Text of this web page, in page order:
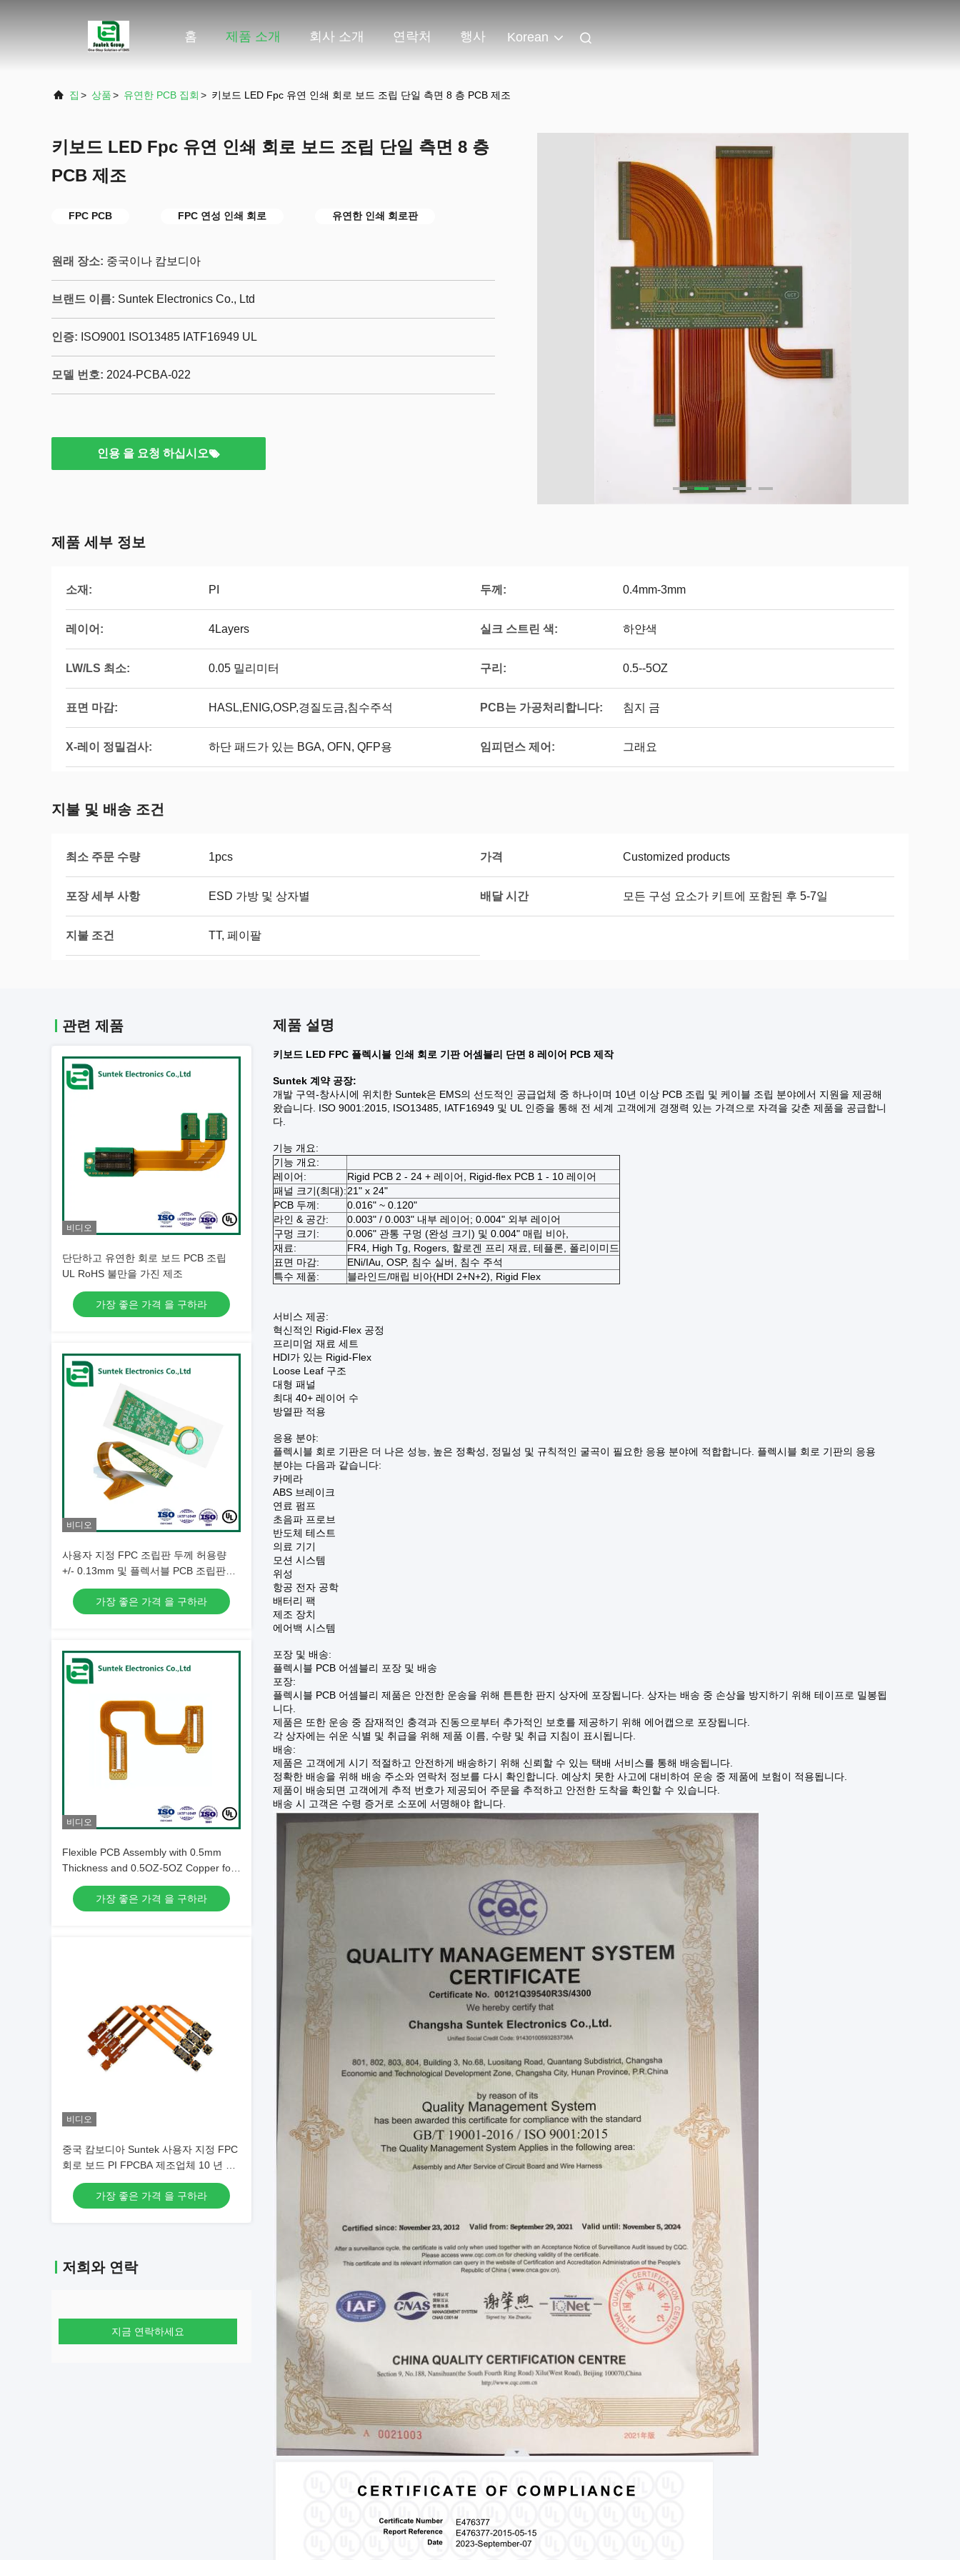
홈 제품 소개 회사 소개 연락처 행사 Korean
집 > 상품> 유연한 PCB 집회 > 키보드 LED Fpc 유연 인쇄 회로 보드 조립 단일 측면 8 층 PCB 제조
키보드 LED Fpc 유연 인쇄 회로 보드 조립 단일 측면 8 층
PCB 제조
FPC PCB FPC 연성 인쇄 회로 유연한 인쇄 회로판
원래 장소: 중국이나 캄보디아
브랜드 이름: Suntek Electronics Co., Ltd
인증: ISO9001 ISO13485 IATF16949 UL
모델 번호: 2024-PCBA-022
인용 을 요청 하십시오
제품 세부 정보
소재: PI 두께: 0.4mm-3mm
레이어: 4Layers 실크 스트린 색: 하얀색
LW/LS 최소: 0.05 밀리미터 구리: 0.5--5OZ
표면 마감: HASL,ENIG,OSP,경질도금,침수주석 PCB는 가공처리합니다: 침지 금
X-레이 정밀검사: 하단 패드가 있는 BGA, OFN, QFP용 임피던스 제어: 그래요
지불 및 배송 조건
최소 주문 수량 1pcs 가격 Customized products
포장 세부 사항 ESD 가방 및 상자별 배달 시간 모든 구성 요소가 키트에 포함된 후 5-7일
지불 조건 TT, 페이팔
관련 제품
비디오
단단하고 유연한 회로 보드 PCB 조립
UL RoHS 불만을 가진 제조
가장 좋은 가격 을 구하라
비디오
사용자 지정 FPC 조립판 두께 허용량
+/- 0.13mm 및 플렉서블 PCB 조립판의
0.2mm-6.00mm의 마무리 보드 두께
가장 좋은 가격 을 구하라
비디오
Flexible PCB Assembly with 0.5mm
Thickness and 0.5OZ-5OZ Copper for
High Power Output Applications
가장 좋은 가격 을 구하라
비디오
중국 캄보디아 Suntek 사용자 지정 FPC
회로 보드 PI FPCBA 제조업체 10 년 이
가장 좋은 가격 을 구하라
저희와 연락
지금 연락하세요
제품 설명
키보드 LED FPC 플렉시블 인쇄 회로 기판 어셈블리 단면 8 레이어 PCB 제작
Suntek 계약 공장:
개발 구역-창사시에 위치한 Suntek은 EMS의 선도적인 공급업체 중 하나이며 10년 이상 PCB 조립 및 케이블 조립 분야에서 지원을 제공해
왔습니다. ISO 9001:2015, ISO13485, IATF16949 및 UL 인증을 통해 전 세계 고객에게 경쟁력 있는 가격으로 자격을 갖춘 제품을 공급합니
다.
기능 개요:
기능 개요:
레이어:
Rigid PCB 2 - 24 + 레이어, Rigid-flex PCB 1 - 10 레이어
패널 크기(최대):21" x 24"
PCB 두께:
0.016" ~ 0.120"
라인 & 공간:
0.003" / 0.003" 내부 레이어; 0.004" 외부 레이어
구멍 크기:
0.006" 관통 구멍 (완성 크기) 및 0.004" 매립 비아,
재료:
FR4, High Tg, Rogers, 할로겐 프리 재료, 테플론, 폴리이미드
표면 마감:
ENi/IAu, OSP, 침수 실버, 침수 주석
특수 제품:
블라인드/매립 비아(HDI 2+N+2), Rigid Flex
서비스 제공:
혁신적인 Rigid-Flex 공정
프리미엄 재료 세트
HDI가 있는 Rigid-Flex
Loose Leaf 구조
대형 패널
최대 40+ 레이어 수
방열판 적용
응용 분야:
플렉시블 회로 기판은 더 나은 성능, 높은 정확성, 정밀성 및 규칙적인 굴곡이 필요한 응용 분야에 적합합니다. 플렉시블 회로 기판의 응용
분야는 다음과 같습니다:
카메라
ABS 브레이크
연료 펌프
초음파 프로브
반도체 테스트
의료 기기
모션 시스템
위성
항공 전자 공학
배터리 팩
제조 장치
에어백 시스템
포장 및 배송:
플렉시블 PCB 어셈블리 포장 및 배송
포장:
플렉시블 PCB 어셈블리 제품은 안전한 운송을 위해 튼튼한 판지 상자에 포장됩니다. 상자는 배송 중 손상을 방지하기 위해 테이프로 밀봉됩
니다.
제품은 또한 운송 중 잠재적인 충격과 진동으로부터 추가적인 보호를 제공하기 위해 에어캡으로 포장됩니다.
각 상자에는 쉬운 식별 및 취급을 위해 제품 이름, 수량 및 취급 지침이 표시됩니다.
배송:
제품은 고객에게 시기 적절하고 안전하게 배송하기 위해 신뢰할 수 있는 택배 서비스를 통해 배송됩니다.
정확한 배송을 위해 배송 주소와 연락처 정보를 다시 확인합니다. 예상치 못한 사고에 대비하여 운송 중 제품에 보험이 적용됩니다.
제품이 배송되면 고객에게 추적 번호가 제공되어 주문을 추적하고 안전한 도착을 확인할 수 있습니다.
배송 시 고객은 수령 증거로 소포에 서명해야 합니다.